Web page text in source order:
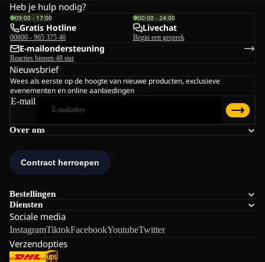
Over ons
Bestellingen
Diensten
Sociale media
InstagramTiktokFacebookYoutubeTwitter
Verzendopties
Heb je hulp nodig?
09:00 - 17:00
Gratis Hotline
00800 - 965 375 46
00:00 - 24:00
Livechat
Begin een gesprek
E-mailondersteuning
Reacties binnen 48 uur
Nieuwsbrief
Wees als eerste op de hoogte van nieuwe producten, exclusieve
evenementen en online aanbiedingen
E-mail